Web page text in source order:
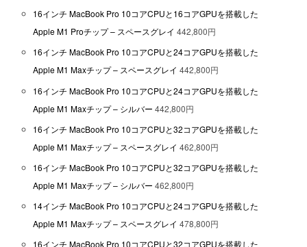
16インチ MacBook Pro 10コアCPUと16コアGPUを搭載した
Apple M1 Proチップ – スペースグレイ 442,800円
16インチ MacBook Pro 10コアCPUと24コアGPUを搭載した
Apple M1 Maxチップ – スペースグレイ 442,800円
16インチ MacBook Pro 10コアCPUと24コアGPUを搭載した
Apple M1 Maxチップ – シルバー 442,800円
16インチ MacBook Pro 10コアCPUと32コアGPUを搭載した
Apple M1 Maxチップ – スペースグレイ 462,800円
16インチ MacBook Pro 10コアCPUと32コアGPUを搭載した
Apple M1 Maxチップ – シルバー 462,800円
14インチ MacBook Pro 10コアCPUと24コアGPUを搭載した
Apple M1 Maxチップ – スペースグレイ 478,800円
16インチ MacBook Pro 10コアCPUと32コアGPUを搭載した